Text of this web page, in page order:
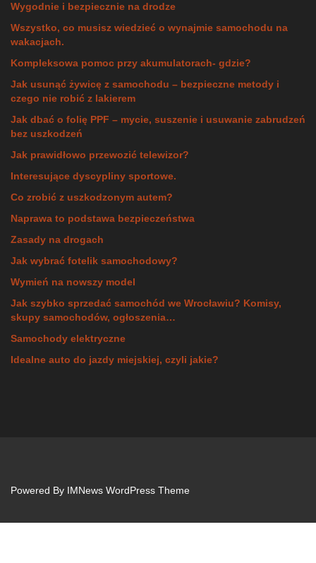
Wygodnie i bezpiecznie na drodze
Wszystko, co musisz wiedzieć o wynajmie samochodu na
wakacjach.
Kompleksowa pomoc przy akumulatorach- gdzie?
Jak usunąć żywicę z samochodu – bezpieczne metody i
czego nie robić z lakierem
Jak dbać o folię PPF – mycie, suszenie i usuwanie zabrudzeń
bez uszkodzeń
Jak prawidłowo przewozić telewizor?
Interesujące dyscypliny sportowe.
Co zrobić z uszkodzonym autem?
Naprawa to podstawa bezpieczeństwa
Zasady na drogach
Jak wybrać fotelik samochodowy?
Wymień na nowszy model
Jak szybko sprzedać samochód we Wrocławiu? Komisy,
skupy samochodów, ogłoszenia…
Samochody elektryczne
Idealne auto do jazdy miejskiej, czyli jakie?
Powered By IMNews WordPress Theme